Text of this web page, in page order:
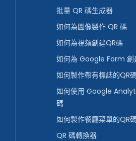
批量 QR 碼生成器
如何為圖像製作 QR 碼
如何為視頻創建QR碼
如何為 Google Form 創
如何製作帶有標誌的QR
如何使用 Google
碼
如何製作餐廳菜單的QR
QR 碼轉換器